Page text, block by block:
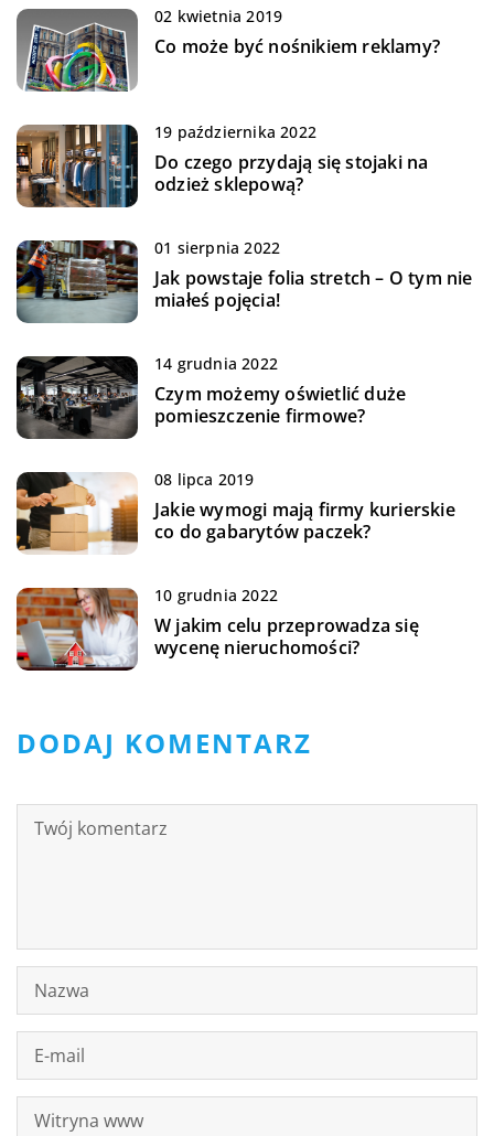
02 kwietnia 2019
Co może być nośnikiem reklamy?
19 października 2022
Do czego przydają się stojaki na
odzież sklepową?
01 sierpnia 2022
Jak powstaje folia stretch – O tym nie
miałeś pojęcia!
14 grudnia 2022
Czym możemy oświetlić duże
pomieszczenie firmowe?
08 lipca 2019
Jakie wymogi mają firmy kurierskie
co do gabarytów paczek?
10 grudnia 2022
W jakim celu przeprowadza się
wycenę nieruchomości?
DODAJ KOMENTARZ